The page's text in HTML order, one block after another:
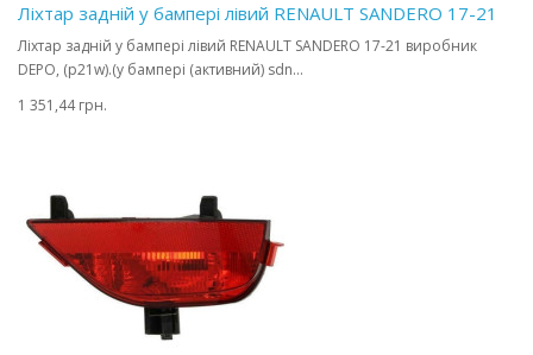
Ліхтар задній у бампері лівий RENAULT SANDERO 17-21
Ліхтар задній у бампері лівий RENAULT SANDERO 17-21 виробник
DEPO, (p21w).(у бампері (активний) sdn...
1 351,44 грн.